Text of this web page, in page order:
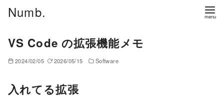
Numb.
VS Code の拡張機能メモ
2024/02/05 2026/05/15 Software
入れてる拡張